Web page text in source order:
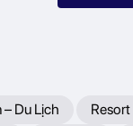
Du Lịch Resort